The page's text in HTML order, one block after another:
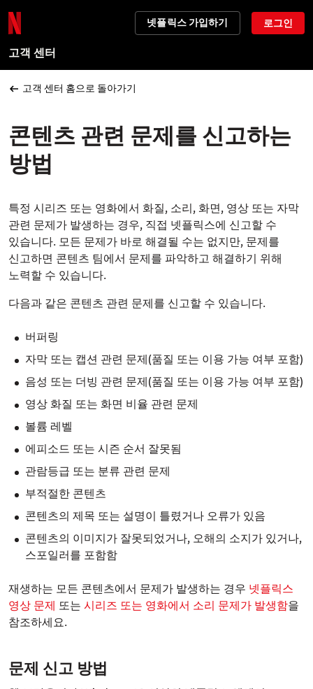
넷플릭스 가입하기 로그인
고객 센터
고객 센터 홈으로 돌아가기
콘텐츠 관련 문제를 신고하는
방법
특정 시리즈 또는 영화에서 화질, 소리, 화면, 영상 또는 자막
관련 문제가 발생하는 경우, 직접 넷플릭스에 신고할 수
있습니다. 모든 문제가 바로 해결될 수는 없지만, 문제를
신고하면 콘텐츠 팀에서 문제를 파악하고 해결하기 위해
노력할 수 있습니다.
다음과 같은 콘텐츠 관련 문제를 신고할 수 있습니다.
버퍼링
자막 또는 캡션 관련 문제(품질 또는 이용 가능 여부 포함)
음성 또는 더빙 관련 문제(품질 또는 이용 가능 여부 포함)
영상 화질 또는 화면 비율 관련 문제
볼륨 레벨
에피소드 또는 시즌 순서 잘못됨
관람등급 또는 분류 관련 문제
부적절한 콘텐츠
콘텐츠의 제목 또는 설명이 틀렸거나 오류가 있음
콘텐츠의 이미지가 잘못되었거나, 오해의 소지가 있거나,
스포일러를 포함함
재생하는 모든 콘텐츠에서 문제가 발생하는 경우 넷플릭스
영상 문제 또는 시리즈 또는 영화에서 소리 문제가 발생함을
참조하세요.
문제 신고 방법